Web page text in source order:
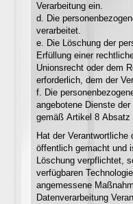
Verarbeitung ein.
d. Die
verarbeitet.
e. Die Löschung der
Erfüllung einer
Unionsrecht oder dem
erforderlich, dem der
f. Die
angebotene Dienste
gemäß Artikel 8 Absatz
Hat der Verantwortliche
öffentlich gemacht und
Löschung verpflichtet,
verfügbaren
angemessene
Datenverarbeitung